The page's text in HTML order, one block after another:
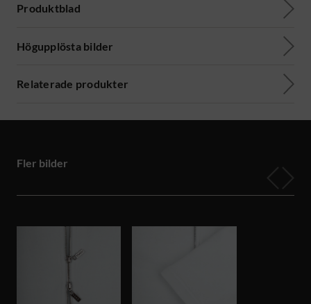
Produktblad
Högupplösta bilder
Relaterade produkter
Fler bilder